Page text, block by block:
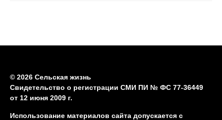
© 2026 Сельская жизнь
Свидетельство о регистрации СМИ ПИ № ФС 77-36449
от 12 июня 2009 г.
Использование материалов сайта допускается с